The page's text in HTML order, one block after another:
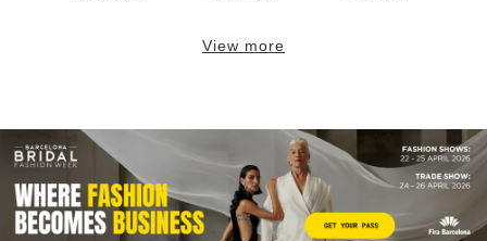
View more